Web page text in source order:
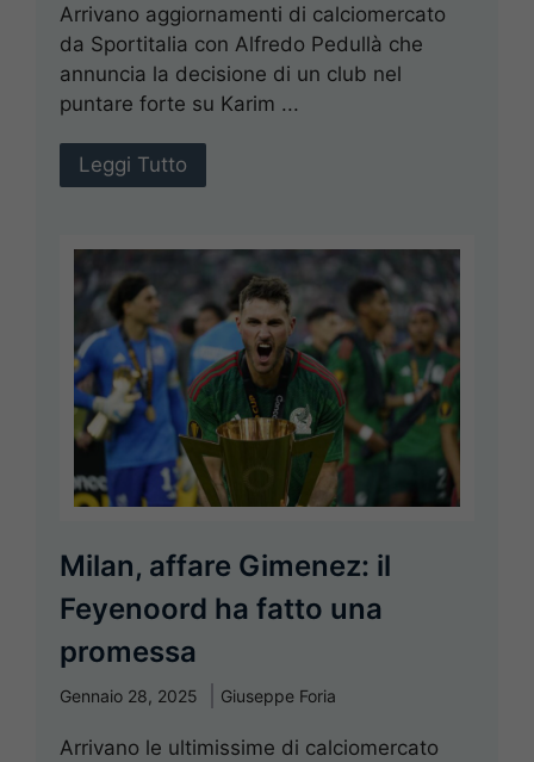
Arrivano aggiornamenti di calciomercato
da Sportitalia con Alfredo Pedullà che
annuncia la decisione di un club nel
puntare forte su Karim ...
Leggi Tutto
Milan, affare Gimenez: il
Feyenoord ha fatto una
promessa
Gennaio 28, 2025 Giuseppe Foria
Arrivano le ultimissime di calciomercato